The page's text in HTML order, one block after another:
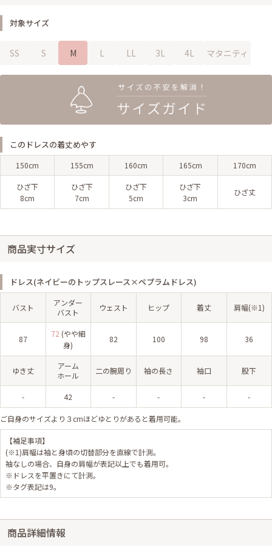
対象サイズ
SS S M L LL 3L 4L マタニティ
このドレスの着丈めやす
150cm 155cm 160cm 165cm 170cm
ひざ下
8cm
ひざ下
7cm
ひざ下
5cm
ひざ下
3cm
ひざ丈
商品実寸サイズ
ドレス(ネイビーのトップスレース×ペプラムドレス)
バスト
アンダー
バスト
ウェスト ヒップ 着丈 肩幅(※1)
87
72 (やや細
身)
82 100 98 36
ゆき丈
アーム
ホール
二の腕周り 袖の長さ 袖口 股下
- 42 - - - -
ご自身のサイズより３cmほどゆとりがあると着用可能。
【補足事項】
(※1)肩幅は袖と身頃の切替部分を直線で計測。
袖なしの場合、自身の肩幅が表記以上でも着用可。
※ドレスを平置きにて計測。
※タグ表記は9。
商品詳細情報